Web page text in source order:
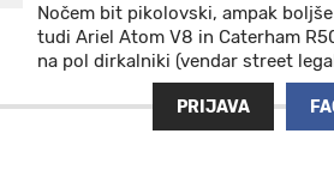
Nočem bit pikolovski, ampak
tudi Ariel Atom V8 in Caterham
na pol dirkalniki (vendar street
PRIJAVA